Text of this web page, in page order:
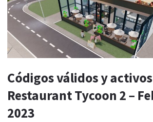
Códigos válidos y activos
Restaurant Tycoon 2 –
2023